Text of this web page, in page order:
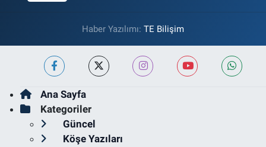
Haber Yazılımı: TE Bilişim
Ana Sayfa
Kategoriler
Güncel
Köşe Yazıları